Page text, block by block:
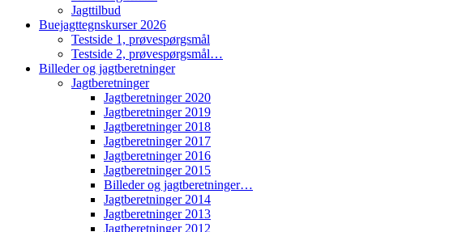
Jagttilbud
Buejagttegnskurser 2026
Testside 1, prøvespørgsmål
Testside 2, prøvespørgsmål…
Billeder og jagtberetninger
Jagtberetninger
Jagtberetninger 2020
Jagtberetninger 2019
Jagtberetninger 2018
Jagtberetninger 2017
Jagtberetninger 2016
Jagtberetninger 2015
Billeder og jagtberetninger…
Jagtberetninger 2014
Jagtberetninger 2013
Jagtberetninger 2012